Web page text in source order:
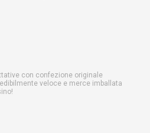
con confezione originale
veloce e merce imballata